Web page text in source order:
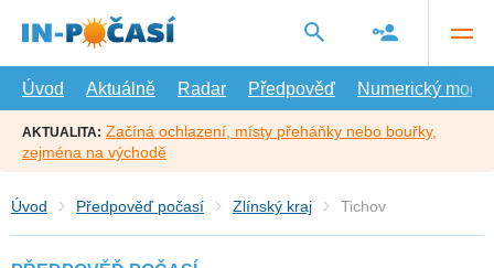
hlavní
Úvod
Aktuálně Radar Předpověď Numerický model
AKTUALITA: Začíná ochlazení, místy přeháňky nebo bouřky,
zejména na východě
Úvod Předpověď počasí Zlínský kraj Tichov